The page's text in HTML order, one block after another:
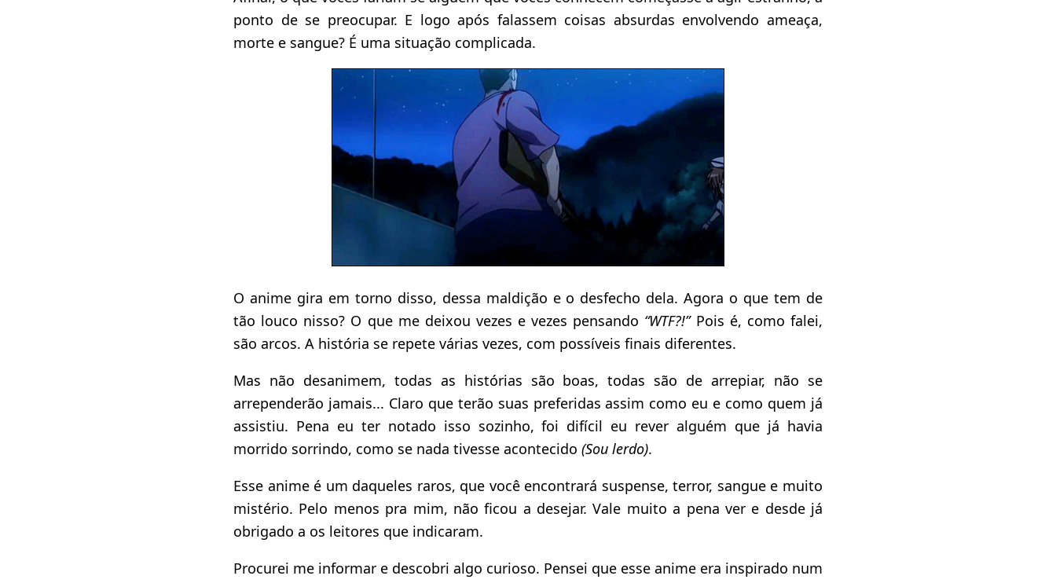
ponto de se preocupar. E logo após falassem coisas absurdas envolvendo ameaça,
morte e sangue? É uma situação complicada.
O anime gira em torno disso, dessa maldição e o desfecho dela. Agora o que tem de
tão louco nisso? O que me deixou vezes e vezes pensando “WTF?!” Pois é, como falei,
são arcos. A história se repete várias vezes, com possíveis finais diferentes.
Mas não desanimem, todas as histórias são boas, todas são de arrepiar, não se
arrependerão jamais... Claro que terão suas preferidas assim como eu e como quem já
assistiu. Pena eu ter notado isso sozinho, foi difícil eu rever alguém que já havia
morrido sorrindo, como se nada tivesse acontecido (Sou lerdo).
Esse anime é um daqueles raros, que você encontrará suspense, terror, sangue e muito
mistério. Pelo menos pra mim, não ficou a desejar. Vale muito a pena ver e desde já
obrigado a os leitores que indicaram.
Procurei me informar e descobri algo curioso. Pensei que esse anime era inspirado num